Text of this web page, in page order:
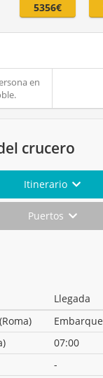
5356€
en
crucero
Itinerario
Puertos
Llegada
Embarque
07:00
-